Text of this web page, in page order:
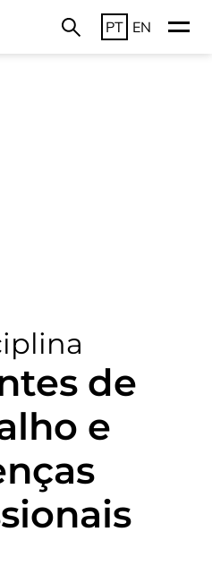
PT EN
de
e